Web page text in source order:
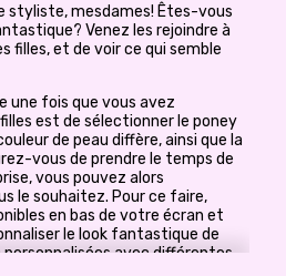
styliste, mesdames! Êtes-vous
Venez les rejoindre à
filles, et de voir ce qui semble
une fois que vous avez
filles est de sélectionner le poney
de peau diffère, ainsi que la
vous de prendre le temps de
vous pouvez alors
le souhaitez. Pour ce faire,
en bas de votre écran et
le look fantastique de
avec différentes